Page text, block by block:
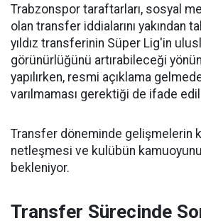
Trabzonspor taraftarları, sosyal
olan transfer iddialarını yakından
yıldız transferinin Süper Lig'in
görünürlüğünü artırabileceği
yapılırken, resmi açıklama
varılmaması gerektiği de ifade
Transfer döneminde gelişmelerin
netleşmesi ve kulübün
bekleniyor.
Transfer Sürecinde